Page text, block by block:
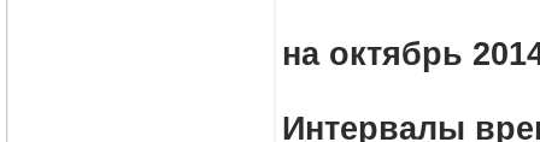
на октябрь
Интервалы